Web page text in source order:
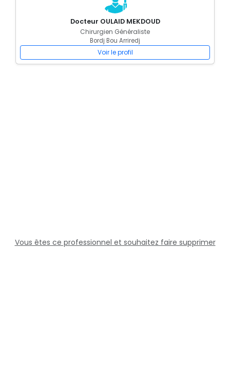
Docteur OULAID MEKDOUD
Chirurgien Généraliste
Bordj Bou Arriredj
Voir le profil
Vous êtes ce professionnel et souhaitez faire supprimer